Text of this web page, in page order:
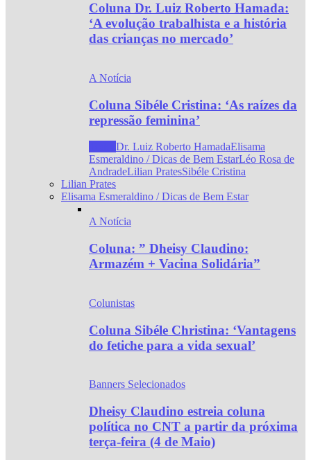
Coluna Dr. Luiz Roberto Hamada:
‘A evolução trabalhista e a história
das crianças no mercado’
A Notícia
Coluna Sibéle Cristina: ‘As raízes da
repressão feminina’
Dr. Luiz Roberto HamadaElisama
Esmeraldino / Dicas de Bem EstarLéo Rosa de
AndradeLilian PratesSibéle Cristina
Lilian Prates
Elisama Esmeraldino / Dicas de Bem Estar
A Notícia
Coluna: ” Dheisy Claudino:
Armazém + Vacina Solidária”
Colunistas
Coluna Sibéle Christina: ‘Vantagens
do fetiche para a vida sexual’
Banners Selecionados
Dheisy Claudino estreia coluna
política no CNT a partir da próxima
terça-feira (4 de Maio)